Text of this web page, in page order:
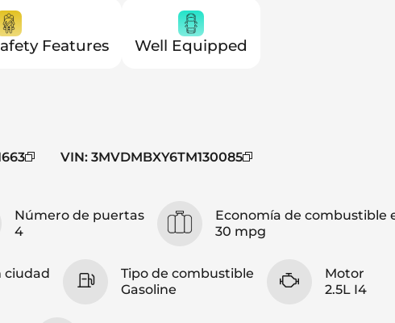
Features Well Equipped
VIN: 3MVDMBXY6TM130085
Número de puertas
4
Economía de combustible
30 mpg
ciudad
Tipo de combustible
Gasoline
Motor
2.5L I4